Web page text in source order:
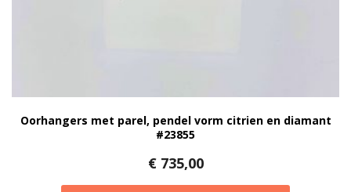
Oorhangers met parel, pendel vorm citrien en diamant
#23855
€735,00